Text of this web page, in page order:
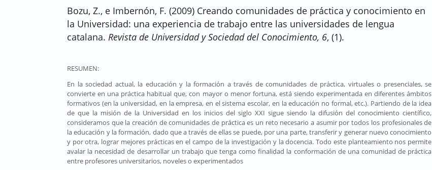
Bozu, Z., e Imbernón, F. (2009) Creando comunidades de práctica y conocimiento en
la Universidad: una experiencia de trabajo entre las universidades de lengua
catalana. Revista de Universidad y Sociedad del Conocimiento, 6, (1).
RESUMEN:
En la sociedad actual, la educación y la formación a través de comunidades de práctica, virtuales o presenciales, se
convierte en una práctica habitual que, con mayor o menor fortuna, está siendo experimentada en diferentes ámbitos
formativos (en la universidad, en la empresa, en el sistema escolar, en la educación no formal, etc.). Partiendo de la idea
de que la misión de la Universidad en los inicios del siglo XXI sigue siendo la difusión del conocimiento científico,
consideramos que la creación de comunidades de práctica es un reto necesario a asumir por todos los profesionales de
la educación y la formación, dado que a través de ellas se puede, por una parte, transferir y generar nuevo conocimiento
y por otra, lograr mejores prácticas en el campo de la investigación y la docencia. Todo este planteamiento nos permite
avalar la necesidad de desarrollar un trabajo que tenga como finalidad la conformación de una comunidad de práctica
entre profesores universitarios, noveles o experimentados